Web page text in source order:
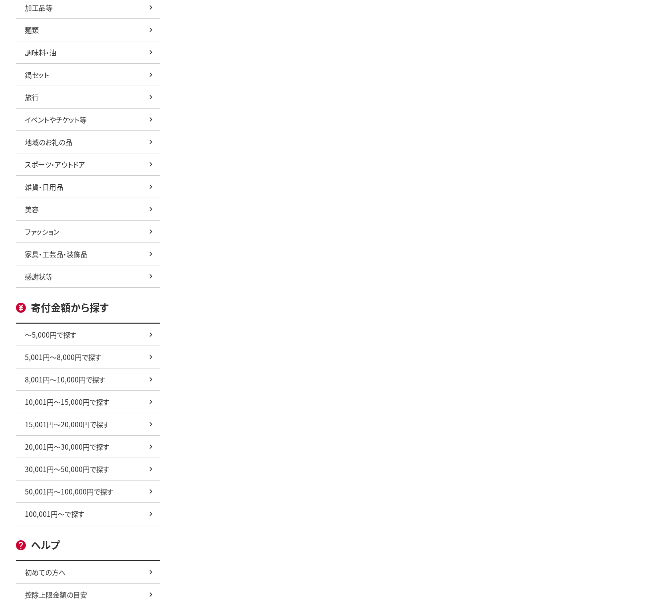
加工品等
麺類
調味料・油
鍋セット
旅行
イベントやチケット等
地域のお礼の品
スポーツ・アウトドア
雑貨・日用品
美容
ファッション
家具・工芸品・装飾品
感謝状等
寄付金額から探す
～5,000円で探す
5,001円～8,000円で探す
8,001円～10,000円で探す
10,001円～15,000円で探す
15,001円～20,000円で探す
20,001円～30,000円で探す
30,001円～50,000円で探す
50,001円～100,000円で探す
100,001円～で探す
ヘルプ
初めての方へ
控除上限金額の目安